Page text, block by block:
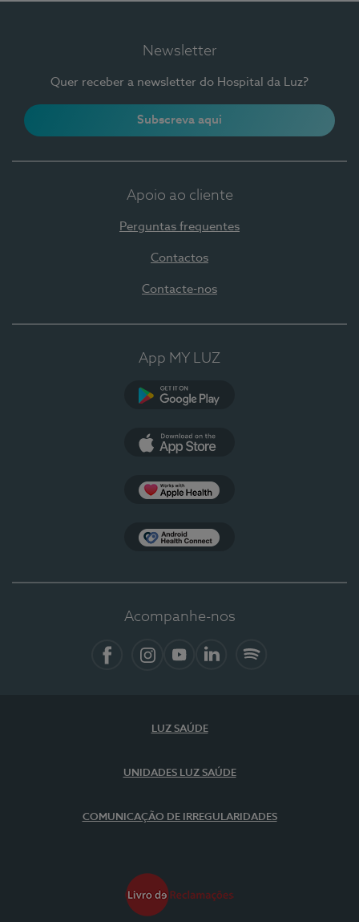
Newsletter
Quer receber a newsletter do Hospital da Luz?
Subscreva aqui
Apoio ao cliente
Perguntas frequentes
Contactos
Contacte-nos
App MY LUZ
Acompanhe-nos
LUZ SAÚDE
UNIDADES LUZ SAÚDE
COMUNICAÇÃO DE IRREGULARIDADES